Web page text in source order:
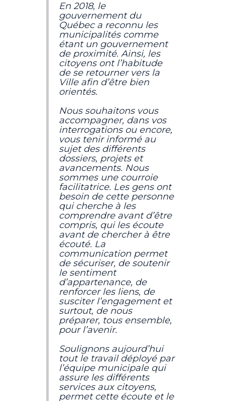
En 2018, le
gouvernement du
Québec a reconnu les
municipalités comme
étant un gouvernement
de proximité. Ainsi, les
citoyens ont l’habitude
de se retourner vers la
Ville afin d’être bien
orientés.
Nous souhaitons vous
accompagner, dans vos
interrogations ou encore,
vous tenir informé au
sujet des différents
dossiers, projets et
avancements. Nous
sommes une courroie
facilitatrice. Les gens ont
besoin de cette personne
qui cherche à les
comprendre avant d’être
compris, qui les écoute
avant de chercher à être
écouté. La
communication permet
de sécuriser, de soutenir
le sentiment
d’appartenance, de
renforcer les liens, de
susciter l’engagement et
surtout, de nous
préparer, tous ensemble,
pour l’avenir.
Soulignons aujourd’hui
tout le travail déployé par
l’équipe municipale qui
assure les différents
services aux citoyens,
permet cette écoute et le